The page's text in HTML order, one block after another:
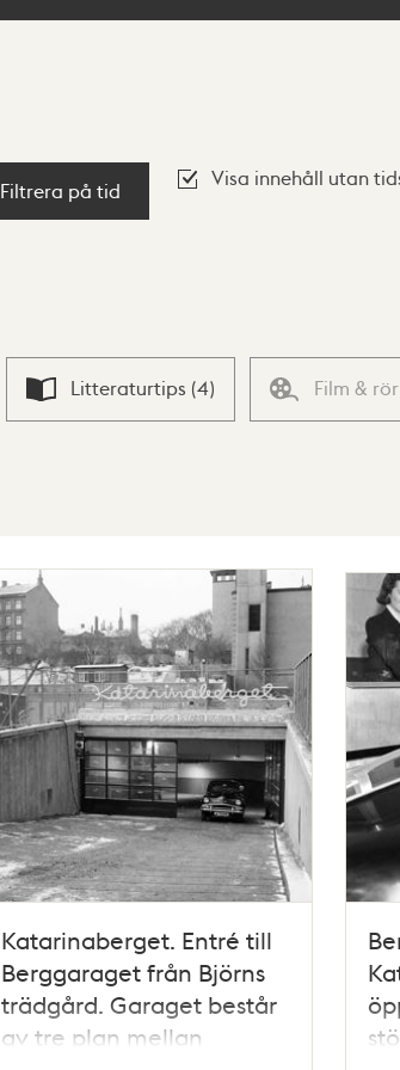
Filtrera på tid
Visa innehåll utan
Litteraturtips (4) Film &
Katarinaberget. Entré till
Berggaraget från Björns
trädgård. Garaget består
av tre plan mellan